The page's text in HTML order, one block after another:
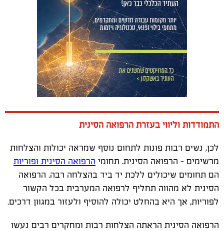
התמודדות וליווי בעזרת הרפואה הסינית
לכן, נשים רבות פונות לתחום נוסף שמראה יכולות והצלחות
מרשימים – הרפואה הסינית. תחומי הרפואה הסינית ופוריות
הם תחומים שיכולים ללכת יד ביד בהצלחה רבה. הרפואה
הסינית לא מהווה תחליף לרפואה המערבית בכל הקשור
לפוריות, אך היא בהחלט יכולה להוסיף ולעזור במגוון דרכים.
הרפואה הסינית הראתה הצלחות רבות ומחקרים רבים נעשו